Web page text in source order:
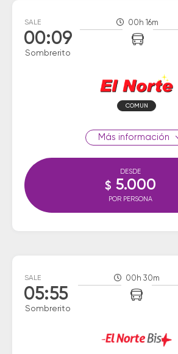
SALE
00:09
Sombrerito
00h 16m
COMUN
información
DESDE
$ 5.000
POR PERSONA
SALE
05:55
Sombrerito
00h 30m